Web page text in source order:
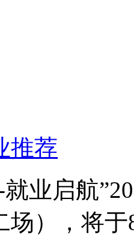
推荐
业启航
场），将